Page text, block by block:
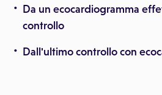
Da un ecocardiogramma
controllo
Dall'ultimo controllo con